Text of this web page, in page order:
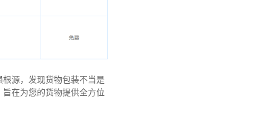
源，发现货物包装不当是
在为您的货物提供全方位